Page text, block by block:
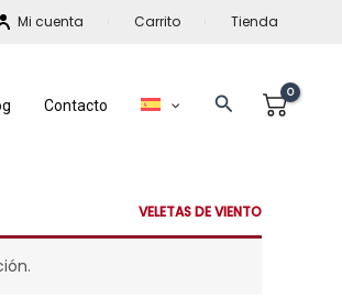
Mi cuenta Carrito Tienda
Contacto Buscar
VELETAS DE VIENTO